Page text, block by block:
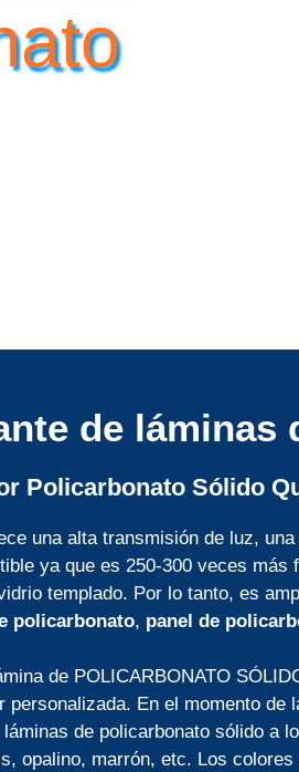
de
Policarbonato Sólido
una alta transmisión de luz,
ya que es 250-300 veces
templado. Por lo tanto, es
policarbonato, panel de
de POLICARBONATO
En el momento
de policarbonato sólido a
opalino, marrón, etc. Los